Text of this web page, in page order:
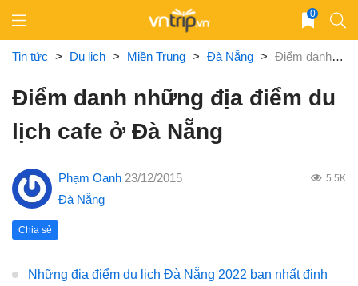
content
0
Tin tức > Du lịch > Miền Trung > Đà Nẵng > Điểm danh những địa điểm du lịch cafe ở Đà Nẵng
Điểm danh những địa điểm du
lịch cafe ở Đà Nẵng
Phạm Oanh 23/12/2015 5.5K
Đà Nẵng
Chia sẻ
Những địa điểm du lịch Đà Nẵng 2022 bạn nhất định